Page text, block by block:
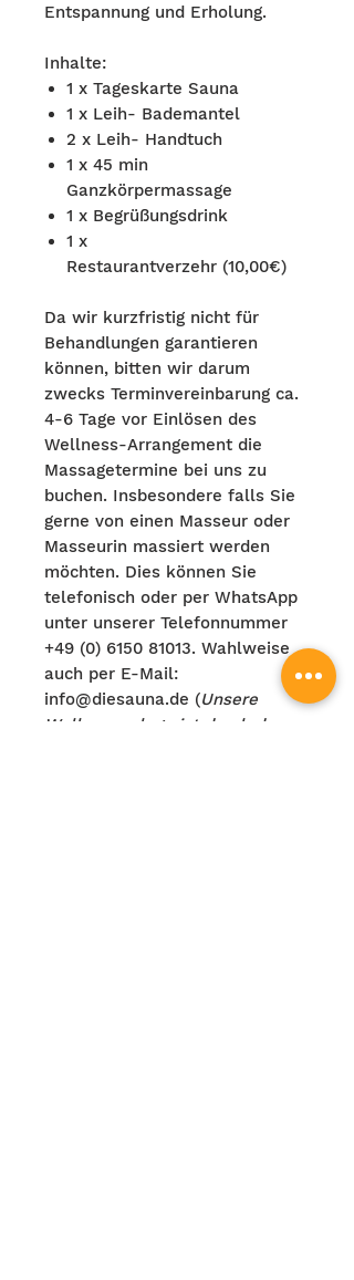
Entspannung und Erholung.
Inhalte:
1 x Tageskarte Sauna
1 x Leih- Bademantel
2 x Leih- Handtuch
1 x 45 min
Ganzkörpermassage
1 x Begrüßungsdrink
1 x
Restaurantverzehr (10,00€)
Da wir kurzfristig nicht für
Behandlungen garantieren
können, bitten wir darum
zwecks Terminvereinbarung ca.
4-6 Tage vor Einlösen des
Wellness-Arrangement die
Massagetermine bei uns zu
buchen. Insbesondere falls Sie
gerne von einen Masseur oder
Masseurin massiert werden
möchten. Dies können Sie
telefonisch oder per WhatsApp
unter unserer Telefonnummer
+49 (0) 6150 81013. Wahlweise
auch per E-Mail:
info@diesauna.de (Unsere
Wellnessanlage ist durch das